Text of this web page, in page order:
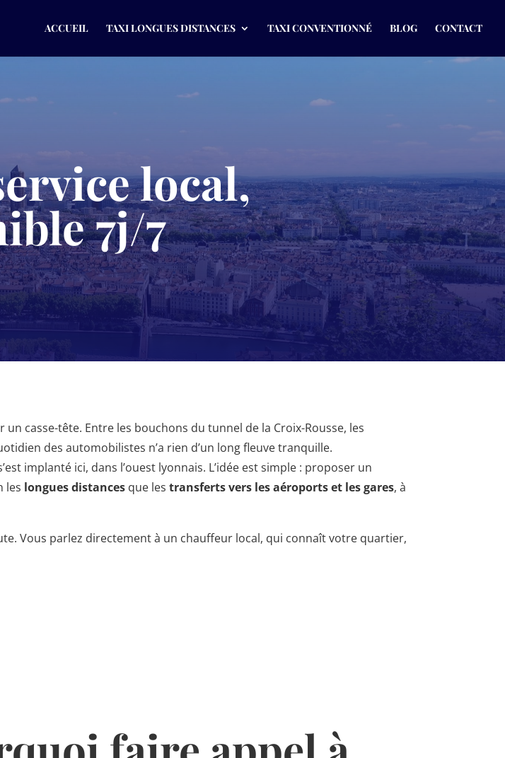
ACCUEIL TAXI LONGUES DISTANCES TAXI CONVENTIONNÉ BLOG CONTACT
local,
7j/7
casse-tête. Entre les bouchons du tunnel de la Croix-Rousse, les
des automobilistes n’a rien d’un long fleuve tranquille.
implanté ici, dans l’ouest lyonnais. L’idée est simple : proposer un
les longues distances que lestransferts vers les aéroports et les gares, à
Vous parlez directement à un chauffeur local, qui connaît votre quartier,